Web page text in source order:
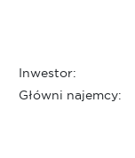
Inwestor:
Główni najemcy: